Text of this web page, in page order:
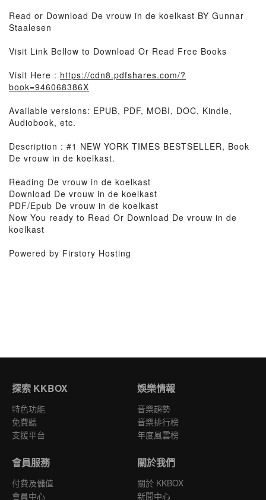
Read or Download De vrouw in de koelkast BY Gunnar
Staalesen
Visit Link Bellow to Download Or Read Free Books
Visit Here : https://cdn8.pdfshares.com/?
book=946068386X
Available versions: EPUB, PDF, MOBI, DOC, Kindle,
Audiobook, etc.
Description : #1 NEW YORK TIMES BESTSELLER, Book
De vrouw in de koelkast.
Reading De vrouw in de koelkast
Download De vrouw in de koelkast
PDF/Epub De vrouw in de koelkast
Now You ready to Read Or Download De vrouw in de
koelkast
Powered by Firstory Hosting
探索 KKBOX
特色功能
免費聽
支援平台
娛樂情報
音樂趨勢
音樂排行榜
年度風雲榜
會員服務
付費及儲值
會員中心
關於我們
關於 KKBOX
新聞中心